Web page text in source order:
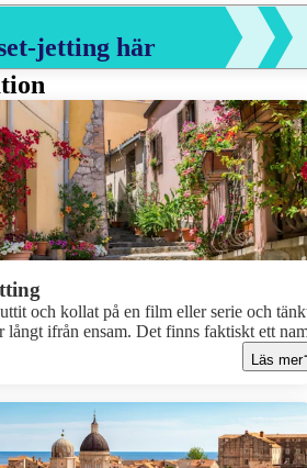
jetting här
och kollat på en film eller serie och
ifrån ensam. Det finns faktiskt ett
sagt handlar det om att resa till platser du
soliga Sicilien i The White Lotus till
bort ändå. Det är också därför trenden bara
och serier påverkar idag våra resval mer än
traditionell reklam.Här är varför set-
Läs mer